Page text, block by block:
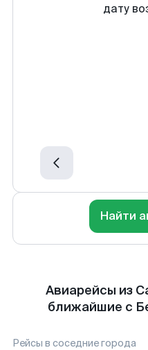
дату
Найти
Авиарейсы из
ближайшие с
Рейсы в соседние города